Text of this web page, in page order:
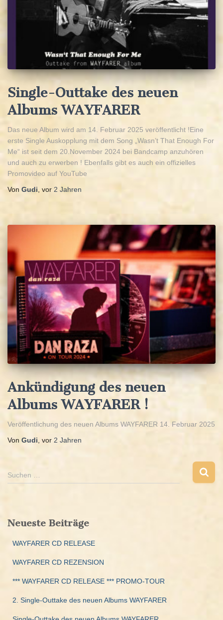
Single-Outtake des neuen
Albums WAYFARER
Das neue Album wird am 14. Februar 2025 veröffentlicht !Eine
erste Single Auskopplung mit dem Song „Wasn’t That Enough For
Me“ ist seit dem 20.November 2024 bei Bandcamp anzuhören
und auch zu erwerben ! Ebenfalls gibt es auch ein offizielles
Promovideo auf YouTube
Von Gudi, vor 2 Jahren
Ankündigung des neuen
Albums WAYFARER !
Veröffentlichung des neuen Albums WAYFARER 14. Februar 2025
Von Gudi , vor 2 Jahren
S
u
n
Suchen …
Neueste Beiträge
WAYFARER CD RELEASE
WAYFARER CD REZENSION
*** WAYFARER CD RELEASE *** PROMO-TOUR
2. Single-Outtake des neuen Albums WAYFARER